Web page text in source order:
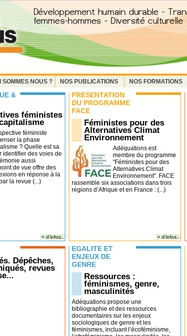
SOMMES NOUS ? NOS PUBLICATIONS NOS FORMATIONS
&
féministes
féministe
la phase
? Quelle est sa
identifier des voies de
aussi
de vue offre des
en réponse à la
la revue (...)
+ d'infos..
PRÉSENTATION
DU PROGRAMME
FACE
Féministes pour des
Alternatives Climat
Environnement
Adéquations est
membre du programme
"Féministes pour des
Alternatives Climat
Environnement". FACE
rassemble six associations dans trois
régions d’Afrique et en France : (...)
+ d'infos..
Dépêches,
revues
EGALITÉ ET
ENJEUX DE
GENRE
Ressources :
féminismes, genre,
masculinités
Adéquations propose une
bibliographie et des ressources
documentaires sur les enjeux
sociologiques de genre et les
féminismes, incluant l’écoféminisme,